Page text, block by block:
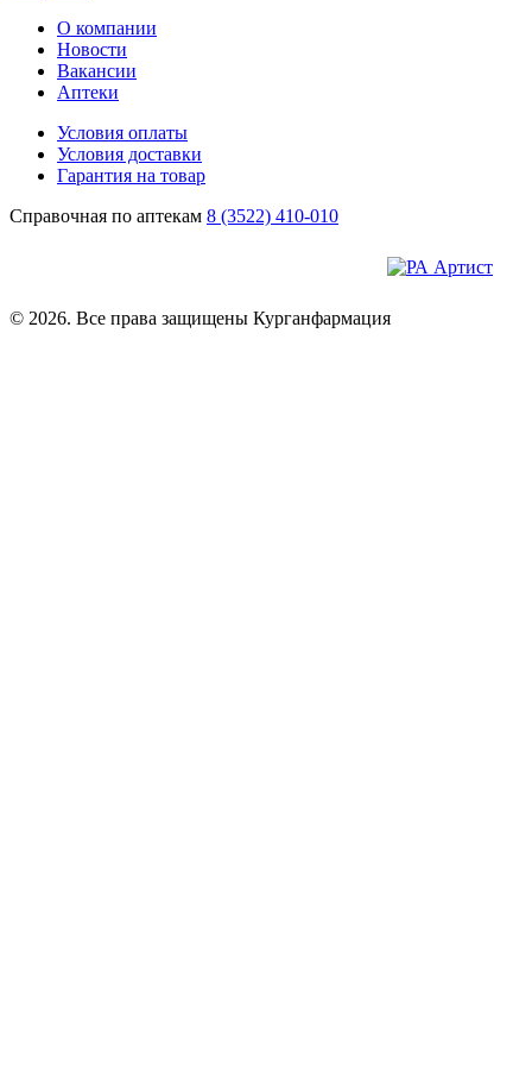
О компании
Новости
Вакансии
Аптеки
Условия оплаты
Условия доставки
Гарантия на товар
Справочная по аптекам 8 (3522) 410-010
© 2026. Все права защищены Курганфармация